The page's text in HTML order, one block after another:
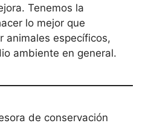
Tenemos la
lo mejor que
animales específicos,
ambiente en general.
de conservación